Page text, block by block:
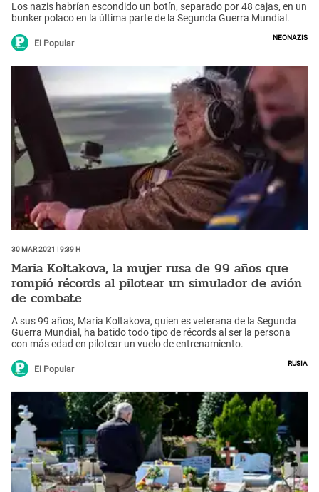
Los nazis habrían escondido un botín, separado por 48 cajas, en un
bunker polaco en la última parte de la Segunda Guerra Mundial.
El Popular
neonazis
30 Mar 2021 | 9:39 h
Maria Koltakova, la mujer rusa de 99 años que
rompió récords al pilotear un simulador de avión
de combate
A sus 99 años, Maria Koltakova, quien es veterana de la Segunda
Guerra Mundial, ha batido todo tipo de récords al ser la persona
con más edad en pilotear un vuelo de entrenamiento.
El Popular
Rusia